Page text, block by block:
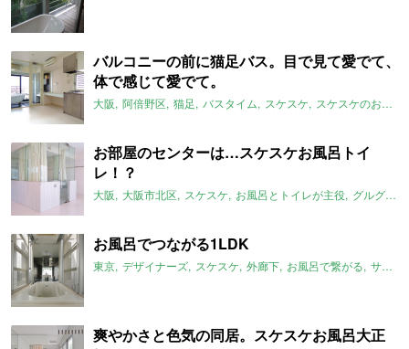
バルコニーの前に猫足バス。目で見て愛でて、
体で感じて愛でて。
大阪 阿倍野区 猫足 バスタイム スケスケ スケスケのおすすめ
お部屋のセンターは…スケスケお風呂トイ
レ！？
大阪 大阪市北区 スケスケ お風呂とトイレが主役 グルグル系
お風呂でつながる1LDK
東京 デザイナーズ スケスケ 外廊下 お風呂で繋がる サンルーム
爽やかさと色気の同居。スケスケお風呂大正